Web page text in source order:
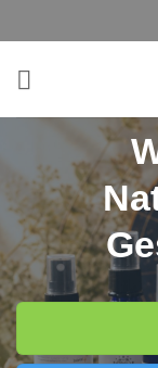
Inhalt
springen